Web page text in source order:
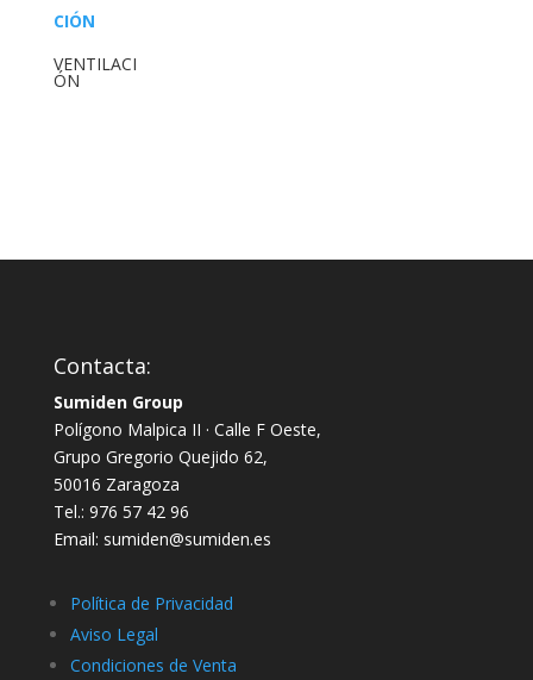
VENTILACI
ÓN
Contacta:
Sumiden Group
Polígono Malpica II · Calle F Oeste,
Grupo Gregorio Quejido 62,
50016 Zaragoza
Tel.: 976 57 42 96
Email: sumiden@sumiden.es
Política de Privacidad
Aviso Legal
Condiciones de Venta